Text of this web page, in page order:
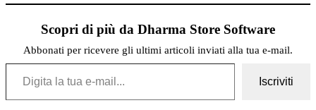
Scopri di più da Dharma Store Software
Abbonati per ricevere gli ultimi articoli inviati alla tua e-mail.
Digita la tua e-mail...
Iscriviti